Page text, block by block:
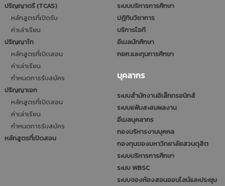
ปริญญาตรี (TCAS)
หลักสูตรที่เปิดรับ
ค่าเล่าเรียน
ปริญญาโท
หลักสูตรที่เปิดสอน
ค่าเล่าเรียน
กำหนดการรับสมัคร
ปริญญาเอก
หลักสูตรที่เปิดสอน
ค่าเล่าเรียน
กำหนดการรับสมัคร
หลักสูตรที่เปิดสอน
ระบบบริหารการศึกษา
ปฎิทินวิชาการ
บริการไอที
อีเมลนักศึกษา
กยศ.และทุนการศึกษา
บุคลากร
ระบบสำนักงานอิเล็กทรอนิกส์
ระบบแฟ้มสะสมผลงาน
อีเมลบุคลากร
กองบริหารงานบุคคล
กองทุนของมหาวิทยาลัยสวนดุสิต
ระบบบริหารการศึกษา
ระบบ WBSC
ระบบจองห้องสอนออนไลน์และประชุม